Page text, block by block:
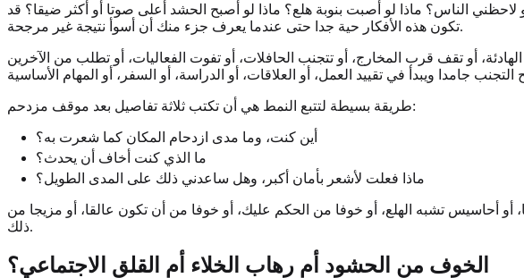
الناس؟ ماذا لو أصبت بنوبة هلع؟ ماذا لو أصبح الحشد أعلى صوتا أو أكثر ضيقا؟ قد
تكون هذه الأفكار حية جدا حتى عندما يعرف جزء منك أن أسوأ نتيجة غير مرجحة.
أو تقف قرب المخارج، أو تتجنب الحافلات، أو تفوت الفعاليات، أو تطلب من الآخرين
طريقة بسيطة لتتبع النمط هي أن تكتب ثلاثة تفاصيل بعد موقف مزدحم:
أين كنت، وما مدى ازدحام المكان كما شعرت به؟
ما الذي كنت أخاف أن يحدث؟
ماذا فعلت لأشعر بأمان أكبر، وهل ساعدني ذلك على المدى الطويل؟
أو أحاسيس تشبه الهلع، أو خوفا من الحكم عليك، أو خوفا من أن تكون عالقا، أو مزيجا من
ذلك.
الخوف من الحشود أم رهاب الخلاء أم القلق الاجتماعي؟